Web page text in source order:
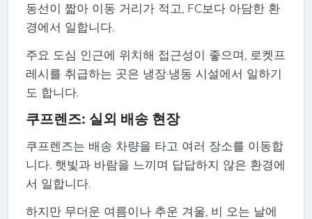
동선이 짧아 이동 거리가 적고, FC보다 아담한 환
경에서 일합니다.
주요 도심 인근에 위치해 접근성이 좋으며, 로켓프
레시를 취급하는 곳은 냉장·냉동 시설에서 일하기
도 합니다.
쿠프렌즈: 실외 배송 현장
쿠프렌즈는 배송 차량을 타고 여러 장소를 이동합
니다. 햇빛과 바람을 느끼며 답답하지 않은 환경에
서 일합니다.
하지만 무더운 여름이나 추운 겨울, 비 오는 날에